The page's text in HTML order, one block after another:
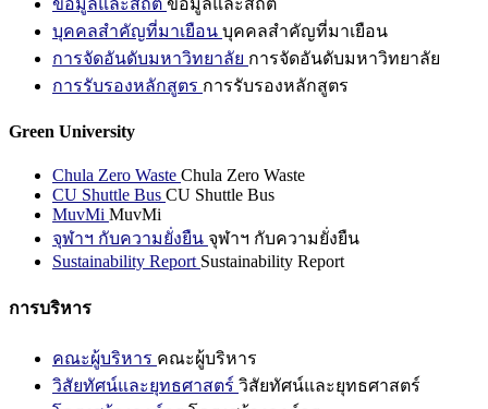
ข้อมูลและสถิติ ข้อมูลและสถิติ
บุคคลสำคัญที่มาเยือน บุคคลสำคัญที่มาเยือน
การจัดอันดับมหาวิทยาลัย การจัดอันดับมหาวิทยาลัย
การรับรองหลักสูตร การรับรองหลักสูตร
Green University
Chula Zero Waste Chula Zero Waste
CU Shuttle Bus CU Shuttle Bus
MuvMi MuvMi
จุฬาฯ กับความยั่งยืน จุฬาฯ กับความยั่งยืน
Sustainability Report Sustainability Report
การบริหาร
คณะผู้บริหาร คณะผู้บริหาร
วิสัยทัศน์และยุทธศาสตร์ วิสัยทัศน์และยุทธศาสตร์